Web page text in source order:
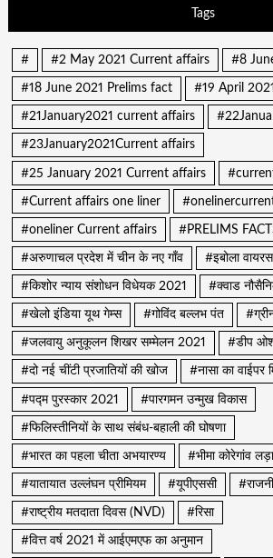
Tags
# #2 May 2021 Current affairs #8
#18 June 2021 Prelims fact #19 April
#21January2021 current affairs
#23January2021Current affairs
#25 January 2021 Current affairs
#Current affairs one liner
#oneliner Current affairs #PRELIMS
#अरुणाचल प्रदेश में चीन के नए गाँव #इबोला वायरस
#किशोर न्याय संशोधन विधेयक 2021 #क्वाड
#खेलो इंडिया यूथ गेम्स #गोविंद बल्लभ पंत
#जलवायु अनुकूलन शिखर सम्मेलन 2021 #डीप
#दो नई चींटी प्रजातियों की खोज #नासा का वाईपर
#पद्म पुरस्कार 2021 #पारगमन उन्मुख विकास
#फिलिस्तीनियों के साथ संबंध-बहाली की घोषणा
#भारत का पहला चीता अभयारण्य #भीमा कोरेगांव
#यातायात उल्लंघन प्रीमियम #यूपीएससी
#राष्ट्रीय मतदाता दिवस (NVD) #रिसा
#वित्त वर्ष 2021 में आईएमएफ का अनुमान